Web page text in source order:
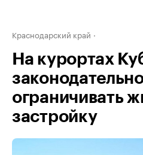
Краснодарский край
На курортах
ограничивать
застройку